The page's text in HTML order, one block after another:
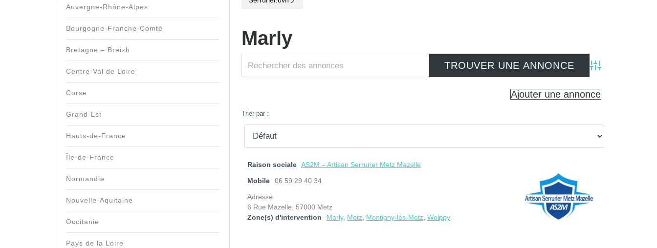
Auvergne-Rhône-Alpes
Bourgogne-Franche-Comté
Bretagne – Breizh
Centre-Val de Loire
Corse
Grand Est
Hauts-de-France
Île-de-France
Normandie
Nouvelle-Aquitaine
Occitanie
Pays de la Loire
Marly
Advanced Search
Ajouter une annonce
Trier par :
Raison sociale AS2M – Artisan Serrurier Metz Mazelle
Mobile 06 59 29 40 34
Adresse
6 Rue Mazelle, 57000 Metz
Zone(s) d'intervention
Marly, Metz Montigny-lès-Metz Woippy